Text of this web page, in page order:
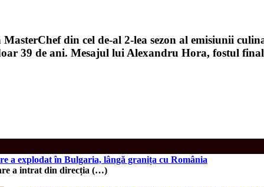
din cel de-al 2-lea sezon al emisiunii
39 de ani. Mesajul lui Alexandru Hora, fostul
a explodat în Bulgaria, lângă granița cu România
a intrat din direcția (…)